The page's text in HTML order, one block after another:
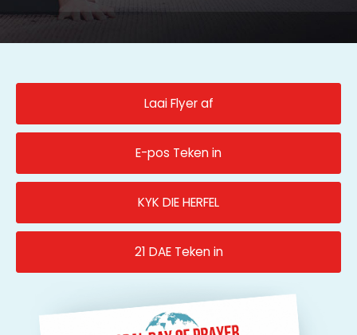
Laai Flyer af
E-pos Teken in
KYK DIE HERFEL
21 DAE Teken in